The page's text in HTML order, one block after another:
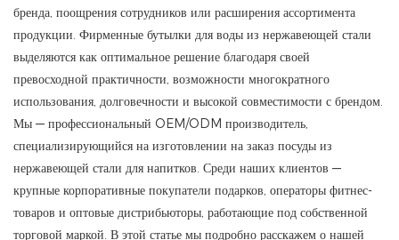
бренда, поощрения сотрудников или расширения ассортимента
продукции. Фирменные бутылки для воды из нержавеющей стали
выделяются как оптимальное решение благодаря своей
превосходной практичности, возможности многократного
использования, долговечности и высокой совместимости с брендом.
Мы — профессиональный OEM/ODM производитель,
специализирующийся на изготовлении на заказ посуды из
нержавеющей стали для напитков. Среди наших клиентов —
крупные корпоративные покупатели подарков, операторы фитнес-
товаров и оптовые дистрибьюторы, работающие под собственной
торговой маркой. В этой статье мы подробно расскажем о нашей